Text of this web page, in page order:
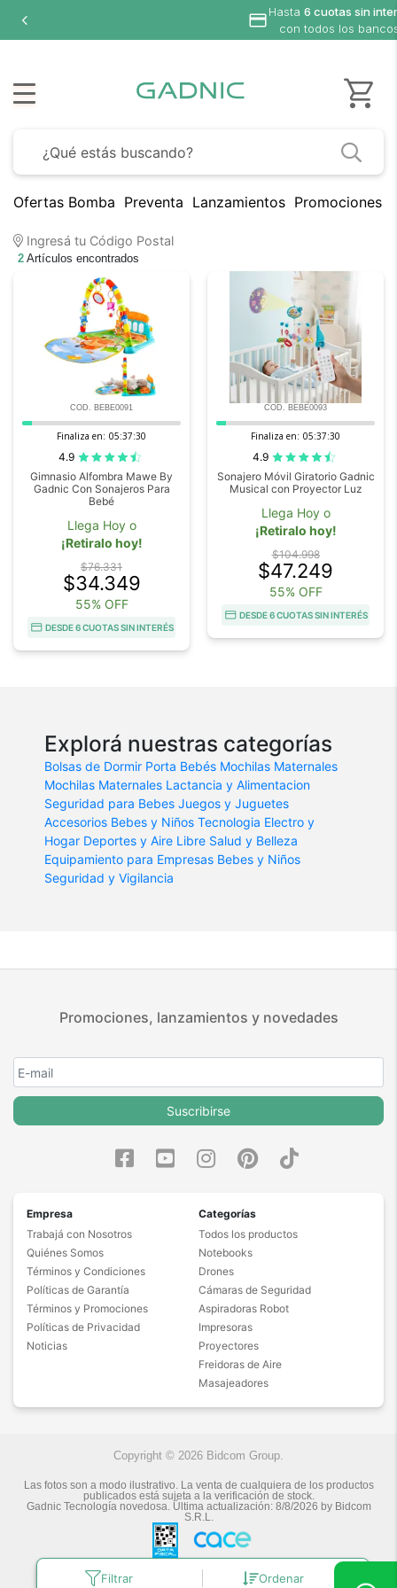
Hasta 6 cuotas sin
con todos los
Ofertas Bomba Preventa Lanzamientos Promociones
Ingresá tu Código Postal
2 Artículos encontrados
Filtrar Ordenar
COD. BEBE0091
Finaliza en: 05:37:30
4.9
Gimnasio Alfombra Mawe By
Gadnic Con Sonajeros Para
Bebé
Llega Hoy o
¡Retiralo hoy!
$76.331
$34.349
55% OFF
DESDE 6 CUOTAS SIN INTERÉS
COD. BEBE0093
Finaliza en: 05:37:30
4.9
Sonajero Móvil Giratorio Gadnic
Musical con Proyector Luz
Llega Hoy o
¡Retiralo hoy!
$104.998
$47.249
55% OFF
DESDE 6 CUOTAS SIN INTERÉS
Explorá nuestras categorías
Bolsas de Dormir Porta Bebés Mochilas Maternales
Mochilas Maternales Lactancia y Alimentacion
Seguridad para Bebes Juegos y Juguetes
Accesorios Bebes y Niños Tecnologia Electro y
Hogar Deportes y Aire Libre Salud y Belleza
Equipamiento para Empresas Bebes y Niños
Seguridad y Vigilancia
Promociones, lanzamientos y novedades
Suscribirse
Empresa
Trabajá con Nosotros
Quiénes Somos
Términos y Condiciones
Políticas de Garantía
Términos y Promociones
Políticas de Privacidad
Noticias
Categorías
Todos los productos
Notebooks
Drones
Cámaras de Seguridad
Aspiradoras Robot
Impresoras
Proyectores
Freidoras de Aire
Masajeadores
Copyright © 2026 Bidcom Group.
Las fotos son a modo ilustrativo. La venta de cualquiera de los productos
publicados está sujeta a la verificación de stock.
Gadnic Tecnología novedosa.Última actualización: 8/8/2026 by Bidcom
S.R.L.
Botón de arrepentimiento